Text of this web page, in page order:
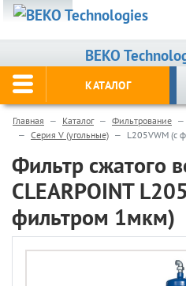
BEKO
КАТАЛОГ
Главная Каталог Фильтрование
Серия V (угольные)
L205VWM (с
Фильтр сжатого
CLEARPOINT
фильтром 1мкм)